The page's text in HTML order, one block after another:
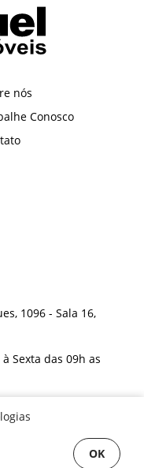
OK
nós
Conosco
1096 - Sala 16,
Sexta das 09h as
os direitos reservados.